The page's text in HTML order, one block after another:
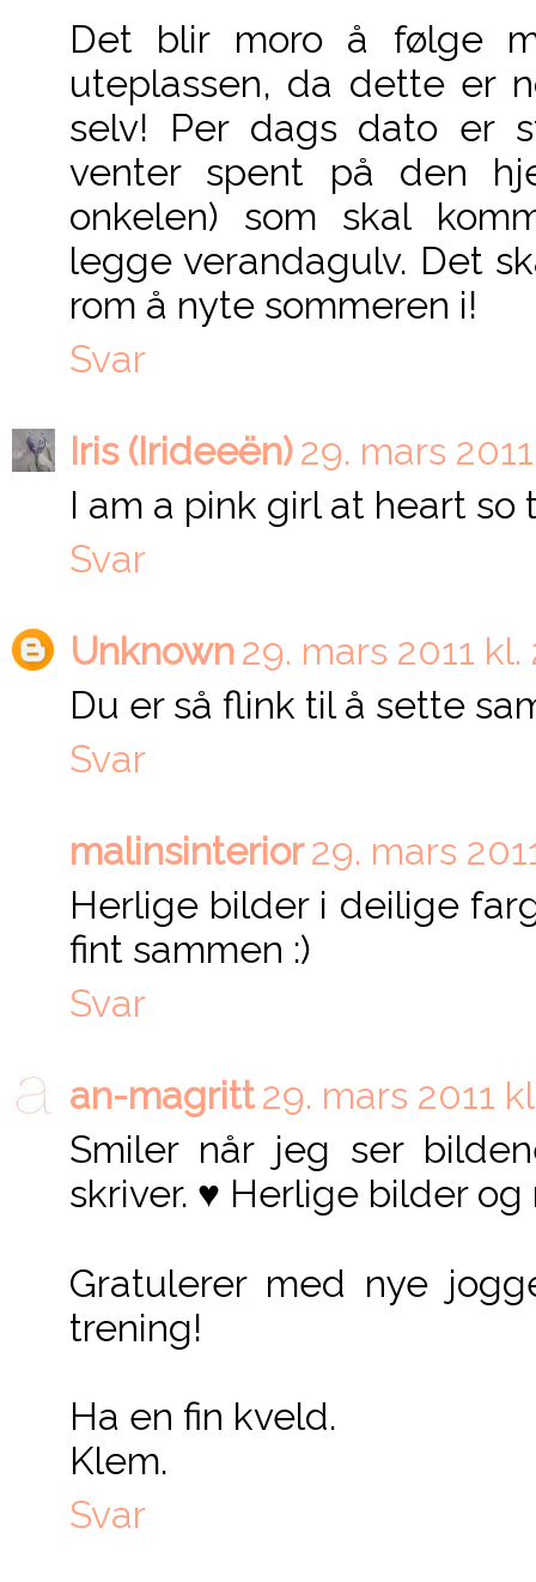
Det blir moro å følge
uteplassen, da dette er
selv! Per dags dato er
venter spent på den
onkelen) som skal
legge verandagulv. Det
rom å nyte sommeren i!
Svar
Iris (Irideeën)29. mars
I am a pink girl at heart so
Svar
Unknown29. mars 2011 kl.
Du er så flink til å sette
Svar
malinsinterior29. mars
Herlige bilder i deilige
fint sammen :)
Svar
an-magritt29. mars 2011
Smiler når jeg ser
skriver. ♥ Herlige bilder
Gratulerer med nye
trening!
Ha en fin kveld.
Klem.
Svar